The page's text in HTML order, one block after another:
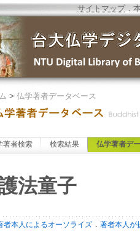
サイトマップ．
> 仏学著者データベース
著者検索 検索結果 仏学著者デ
法童子
者本人によるオーソライズ． 著者本人が